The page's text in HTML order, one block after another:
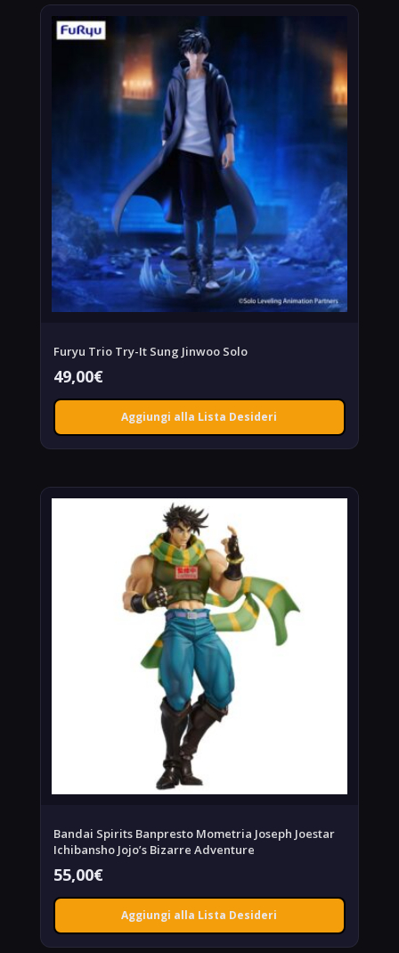
Furyu Trio Try-It Sung Jinwoo Solo
49,00€
Aggiungi alla Lista Desideri
Bandai Spirits Banpresto Mometria Joseph Joestar
Ichibansho Jojo’s Bizarre Adventure
55,00€
Aggiungi alla Lista Desideri